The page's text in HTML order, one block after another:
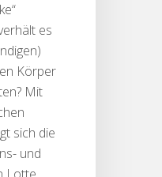
es
Körper
Mit
sich die
und